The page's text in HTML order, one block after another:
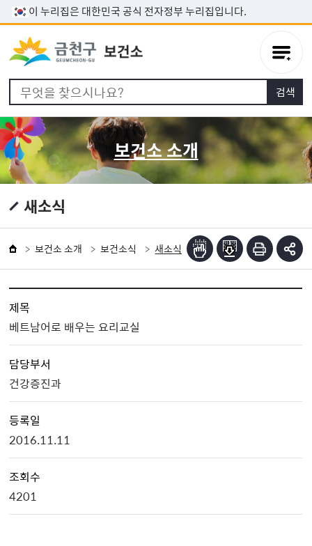
본문 바로가기
이 누리집은 대한민국 공식 전자정부 누리집입니다.
보건소 소개
새소식
보건소 소개 보건소식 새소식
제목
베트남어로 배우는 요리교실
담당부서
건강증진과
등록일
2016.11.11
조회수
4201